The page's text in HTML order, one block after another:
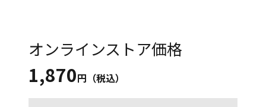
オンラインストア価格
1,870円（税込）